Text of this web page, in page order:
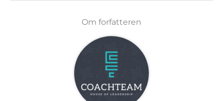
Om forfatteren